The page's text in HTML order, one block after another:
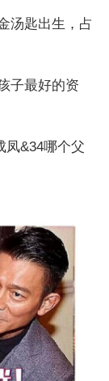
汤匙出生，占
子最好的资
凤&34哪个父